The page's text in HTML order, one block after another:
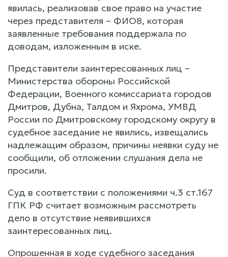
явилась, реализовав свое право на участие
через представителя – ФИО8, которая
заявленные требования поддержала по
доводам, изложенным в иске.
Представители заинтересованных лиц –
Министерства обороны Российской
Федерации, Военного комиссариата городов
Дмитров, Дубна, Талдом и Яхрома, УМВД
России по Дмитровскому городскому округу в
судебное заседание не явились, извещались
надлежащим образом, причины неявки суду не
сообщили, об отложении слушания дела не
просили.
Суд в соответствии с положениями ч.3 ст.167
ГПК РФ считает возможным рассмотреть
дело в отсутствие неявившихся
заинтересованных лиц.
Опрошенная в ходе судебного заседания